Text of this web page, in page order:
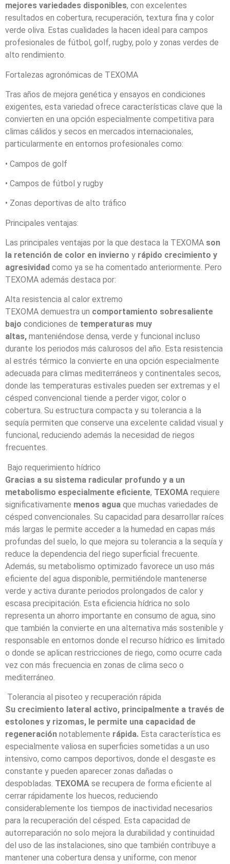
mejores variedades disponibles, con excelentes
resultados en cobertura, recuperación, textura fina y color
verde oliva. Estas cualidades la hacen ideal para campos
profesionales de fútbol, golf, rugby, polo y zonas verdes de
alto rendimiento.
Fortalezas agronómicas de TEXOMA
Tras años de mejora genética y ensayos en condiciones
exigentes, esta variedad ofrece características clave que la
convierten en una opción especialmente competitiva para
climas cálidos y secos en mercados internacionales,
particularmente en entornos profesionales como:
• Campos de golf
• Campos de fútbol y rugby
• Zonas deportivas de alto tráfico
Principales ventajas:
Las principales ventajas por la que destaca la TEXOMA son
la retención de color en invierno y rápido crecimiento y
agresividad como ya se ha comentado anteriormente. Pero
TEXOMA además destaca por:
Alta resistencia al calor extremo
TEXOMA demuestra un comportamiento sobresaliente
bajo condiciones de temperaturas muy
altas, manteniéndose densa, verde y funcional incluso
durante los periodos más calurosos del año. Esta resistencia
al estrés térmico la convierte en una opción especialmente
adecuada para climas mediterráneos y continentales secos,
donde las temperaturas estivales pueden ser extremas y el
césped convencional tiende a perder vigor, color o
cobertura. Su estructura compacta y su tolerancia a la
sequía permiten que conserve una excelente calidad visual y
funcional, reduciendo además la necesidad de riegos
frecuentes.
Bajo requerimiento hídrico
Gracias a su sistema radicular profundo y a un
metabolismo especialmente eficiente, TEXOMA requiere
significativamente menos agua que muchas variedades de
césped convencionales. Su capacidad para desarrollar raíces
más largas le permite acceder a la humedad en capas más
profundas del suelo, lo que mejora su tolerancia a la sequía y
reduce la dependencia del riego superficial frecuente.
Además, su metabolismo optimizado favorece un uso más
eficiente del agua disponible, permitiéndole mantenerse
verde y activa durante periodos prolongados de calor y
escasa precipitación. Esta eficiencia hídrica no solo
representa un ahorro importante en consumo de agua, sino
que también la convierte en una alternativa más sostenible y
responsable en entornos donde el recurso hídrico es limitado
o donde se aplican restricciones de riego, como ocurre cada
vez con más frecuencia en zonas de clima seco o
mediterráneo.
Tolerancia al pisoteo y recuperación rápida
Su crecimiento lateral activo, principalmente a través de
estolones y rizomas, le permite una capacidad de
regeneración notablemente rápida. Esta característica es
especialmente valiosa en superficies sometidas a un uso
intensivo, como campos deportivos, donde el desgaste es
constante y pueden aparecer zonas dañadas o
despobladas. TEXOMA se recupera de forma eficiente al
cerrar rápidamente los huecos, reduciendo
considerablemente los tiempos de inactividad necesarios
para la recuperación del césped. Esta capacidad de
autorreparación no solo mejora la durabilidad y continuidad
del uso de las instalaciones, sino que también contribuye a
mantener una cobertura densa y uniforme, con menor